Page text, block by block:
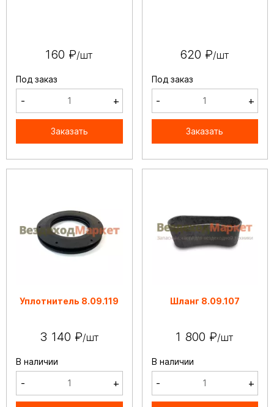
160 ₽/шт
Под заказ
- +
Заказать
620 ₽/шт
Под заказ
- +
Заказать
Уплотнитель 8.09.119
3 140 ₽/шт
В наличии
- +
Шланг 8.09.107
1 800 ₽/шт
В наличии
- +